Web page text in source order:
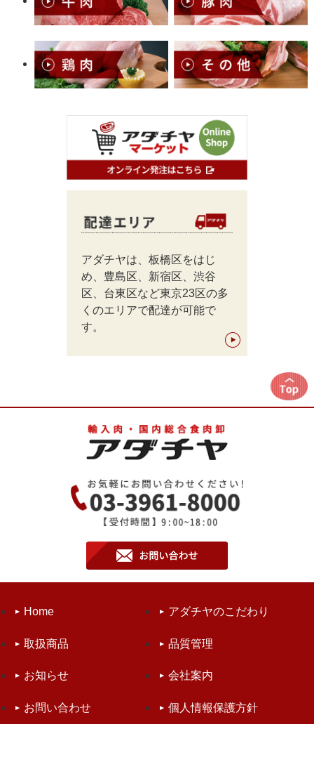
アダチヤは、板橋区をはじ
め、豊島区、新宿区、渋谷
区、台東区など東京23区の多
くのエリアで配達が可能で
す。
Home アダチヤのこだわり
取扱商品 品質管理
お知らせ 会社案内
お問い合わせ 個人情報保護方針